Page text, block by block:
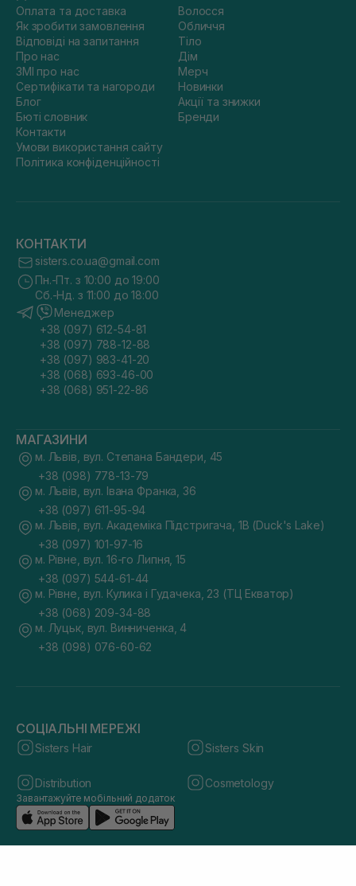
Оплата та доставка
Як зробити замовлення
Відповіді на запитання
Про нас
ЗМІ про нас
Сертифікати та нагороди
Блог
Бюті словник
Контакти
Умови використання сайту
Політика конфіденційності
Волосся
Обличчя
Тіло
Дім
Мерч
Новинки
Акції та знижки
Бренди
КОНТАКТИ
sisters.co.ua@gmail.com
Пн.-Пт. з 10:00 до 19:00
Сб.-Нд. з 11:00 до 18:00
Менеджер
+38 (097) 612-54-81
+38 (097) 788-12-88
+38 (097) 983-41-20
+38 (068) 693-46-00
+38 (068) 951-22-86
МАГАЗИНИ
м. Львів, вул. Степана Бандери, 45
+38 (098) 778-13-79
м. Львів, вул. Івана Франка, 36
+38 (097) 611-95-94
м. Львів, вул. Академіка Підстригача, 1В (Duck's Lake)
+38 (097) 101-97-16
м. Рівне, вул. 16-го Липня, 15
+38 (097) 544-61-44
м. Рівне, вул. Кулика і Гудачека, 23 (ТЦ Екватор)
+38 (068) 209-34-88
м. Луцьк, вул. Винниченка, 4
+38 (098) 076-60-62
СОЦІАЛЬНІ МЕРЕЖІ
Sisters Hair Sisters Skin
Distribution Cosmetology
Завантажуйте мобільний додаток